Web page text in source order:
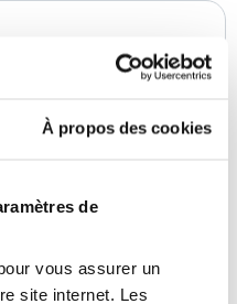
À propos des cookies
de
vous assurer un
site internet. Les